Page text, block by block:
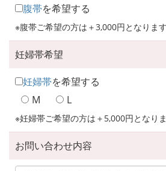
腹帯を希望する
※腹帯ご希望の方は＋3,000円となります
妊婦帯希望
妊婦帯を希望する
M
L
※妊婦帯ご希望の方は＋5,000円となりま
お問い合わせ内容